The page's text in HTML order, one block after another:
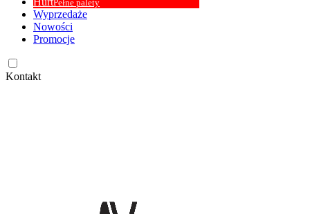
Pełne palety
Wyprzedaże
Nowości
Promocje
Kontakt